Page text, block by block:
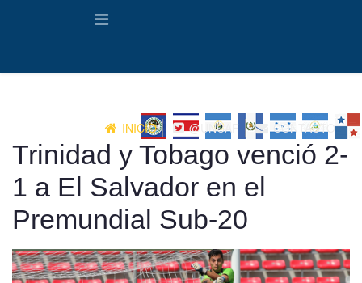
INICIO @UNCAF CONTACTO
Trinidad y Tobago venció 2-
1 a El Salvador en el
Premundial Sub-20